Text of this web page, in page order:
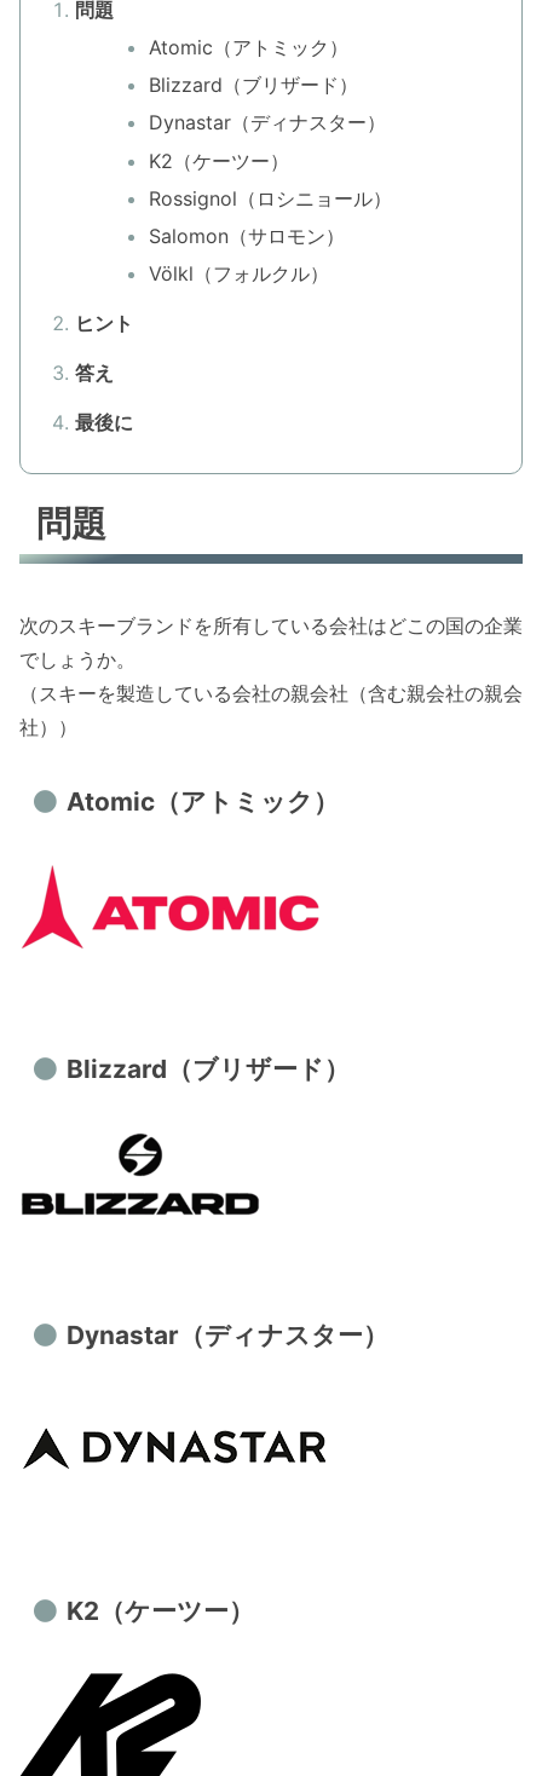
問題
Atomic（アトミック）
Blizzard（ブリザード）
Dynastar（ディナスター）
K2（ケーツー）
Rossignol（ロシニョール）
Salomon（サロモン）
Völkl（フォルクル）
ヒント
答え
最後に
問題
次のスキーブランドを所有している会社はどこの国の企業
でしょうか。
（スキーを製造している会社の親会社（含む親会社の親会
社））
Atomic（アトミック）
Blizzard（ブリザード）
Dynastar（ディナスター）
K2（ケーツー）